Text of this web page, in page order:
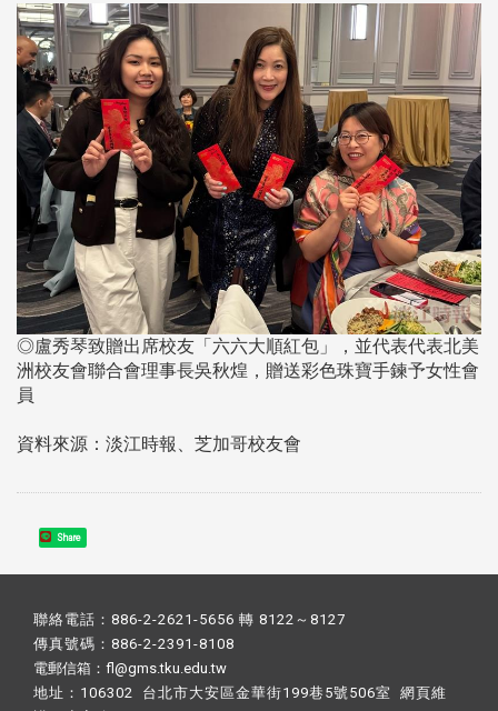
◎盧秀琴致贈出席校友「六六大順紅包」，並代表代表北美
洲校友會聯合會理事長吳秋煌，贈送彩色珠寶手鍊予女性會
員
資料來源：淡江時報、芝加哥校友會
Share
聯絡電話：886-2-2621-5656 轉 8122～8127
傳真號碼：886-2-2391-8108
電郵信箱：fl@gms.tku.edu.tw
地址：106302 台北市大安區金華街199巷5號506室 網頁維